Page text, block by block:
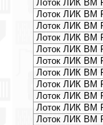
Лоток ЛИК ВМ
Лоток ЛИК ВМ
Лоток ЛИК ВМ
Лоток ЛИК ВМ
Лоток ЛИК ВМ
Лоток ЛИК ВМ
Лоток ЛИК ВМ
Лоток ЛИК ВМ
Лоток ЛИК ВМ
Лоток ЛИК ВМ
Лоток ЛИК ВМ